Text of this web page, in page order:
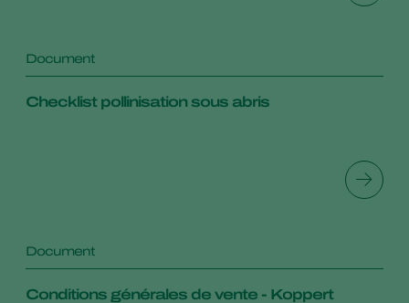
Document
Checklist pollinisation sous abris
Document
Conditions générales de vente - Koppert